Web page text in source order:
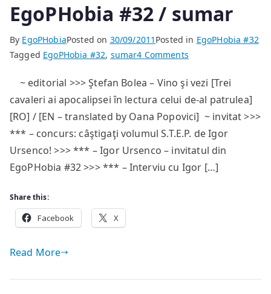
EgoPHobia #32 / sumar
By EgoPHobiaPosted on 30/09/2011 Posted in EgoPHobia #32
Tagged EgoPHobia #32, sumar4 Commentson
#32
/
sumar
~ editorial >>> Ştefan Bolea – Vino şi vezi [Trei
cavaleri ai apocalipsei în lectura celui de-al patrulea]
[RO] / [EN – translated by Oana Popovici] ~ invitat >>>
*** – concurs: câştigaţi volumul S.T.E.P. de Igor
Ursenco! >>> *** – Igor Ursenco – invitatul din
EgoPHobia #32 >>> *** – Interviu cu Igor […]
Share this:
Facebook X
Read More